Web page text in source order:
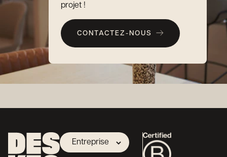
projet !
CONTACTEZ-NOUS
Entreprise